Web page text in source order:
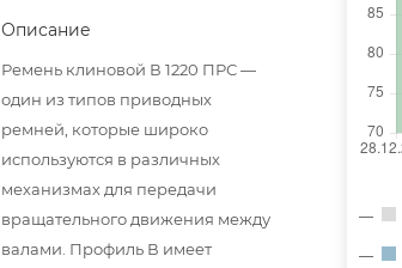
Описание
Ремень клиновой В 1220 ПРС —
один из типов приводных
ремней, которые широко
используются в различных
механизмах для передачи
вращательного движения между
валами. Профиль В имеет